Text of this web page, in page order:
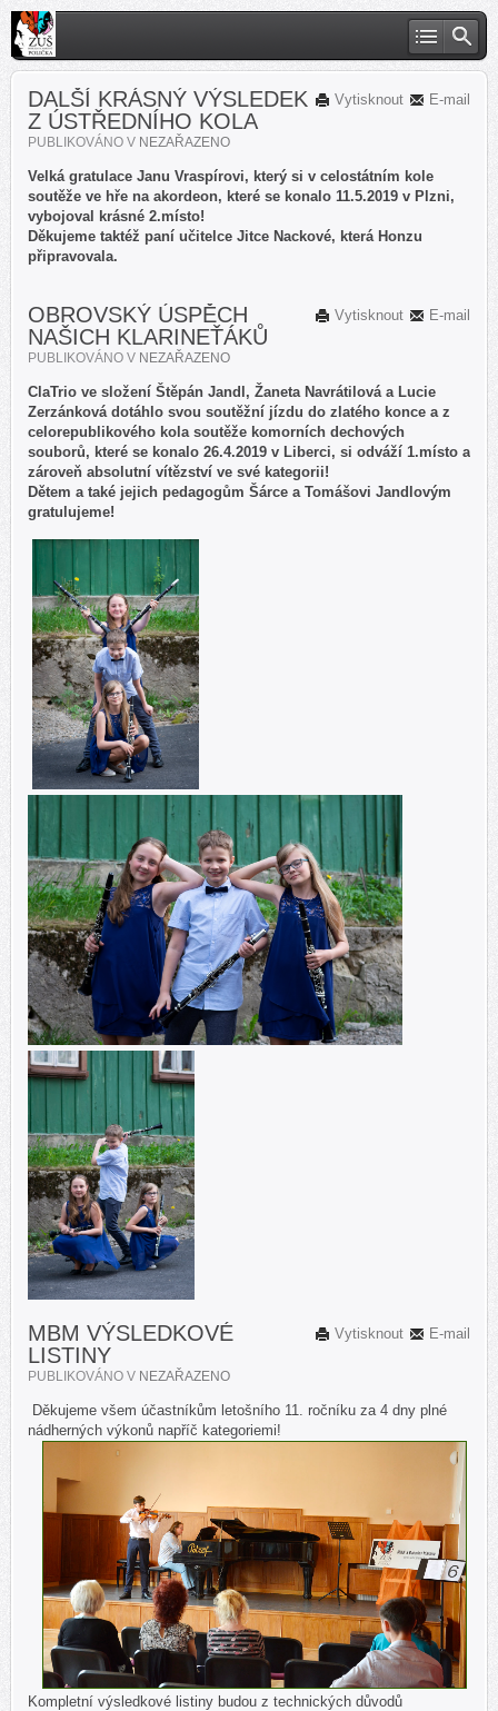
E-mail
Vytisknout
DALŠÍ KRÁSNÝ VÝSLEDEK
Z ÚSTŘEDNÍHO KOLA
PUBLIKOVÁNO V NEZAŘAZENO
Velká gratulace Janu Vraspírovi, který si v celostátním kole
soutěže ve hře na akordeon, které se konalo 11.5.2019 v Plzni,
vybojoval krásné 2.místo!
Děkujeme taktéž paní učitelce Jitce Nackové, která Honzu
připravovala.
E-mail
Vytisknout
OBROVSKÝ ÚSPĚCH
NAŠICH KLARINEŤÁKŮ
PUBLIKOVÁNO V NEZAŘAZENO
ClaTrio ve složení Štěpán Jandl, Žaneta Navrátilová a Lucie
Zerzánková dotáhlo svou soutěžní jízdu do zlatého konce a z
celorepublikového kola soutěže komorních dechových
souborů, které se konalo 26.4.2019 v Liberci, si odváží 1.místo a
zároveň absolutní vítězství ve své kategorii!
Dětem a také jejich pedagogům Šárce a Tomášovi Jandlovým
gratulujeme!
E-mail
Vytisknout
MBM VÝSLEDKOVÉ
LISTINY
PUBLIKOVÁNO V NEZAŘAZENO
Děkujeme všem účastníkům letošního 11. ročníku za 4 dny plné
nádherných výkonů napříč kategoriemi!
Kompletní výsledkové listiny budou z technických důvodů